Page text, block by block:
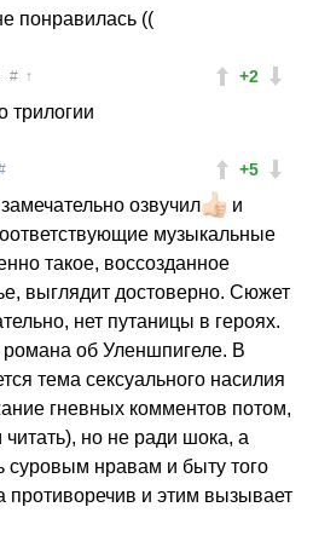
понравилась ((
+2
# ↑
трилогии
+5
озвучил
и
музыкальные
такое, воссозданное
выглядит достоверно. Сюжет
нет путаницы в героях.
об Уленшпигеле. В
тема сексуального насилия
гневных комментов потом,
но не ради шока, а
суровым нравам и быту того
и этим вызывает